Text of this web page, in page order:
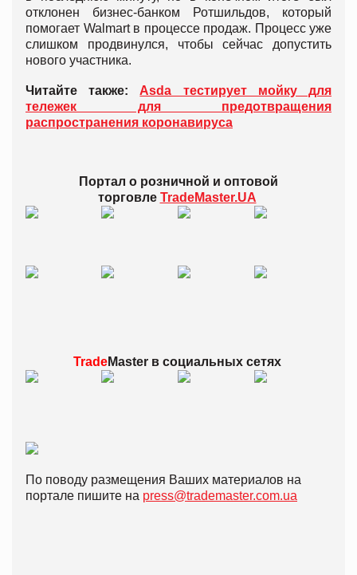
отклонен бизнес-банком Ротшильдов, который
помогает Walmart в процессе продаж. Процесс уже
слишком продвинулся, чтобы сейчас допустить
нового участника.
Читайте также: Asda тестирует мойку для
тележек для предотвращения
распространения коронавируса
Портал о розничной и оптовой
торговле TradeMaster.UA
TradeMaster всоциальных сетях
По поводу размещения Ваших материалов на
портале пишите на press@trademaster.com.ua